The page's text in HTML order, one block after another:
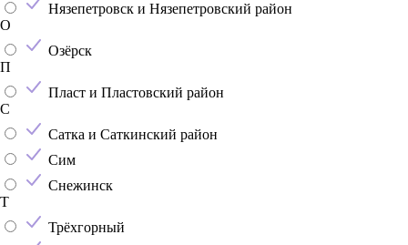
Нязепетровск и Нязепетровский район
О
Озёрск
П
Пласт и Пластовский район
С
Сатка и Саткинский район
Сим
Снежинск
Т
Трёхгорный